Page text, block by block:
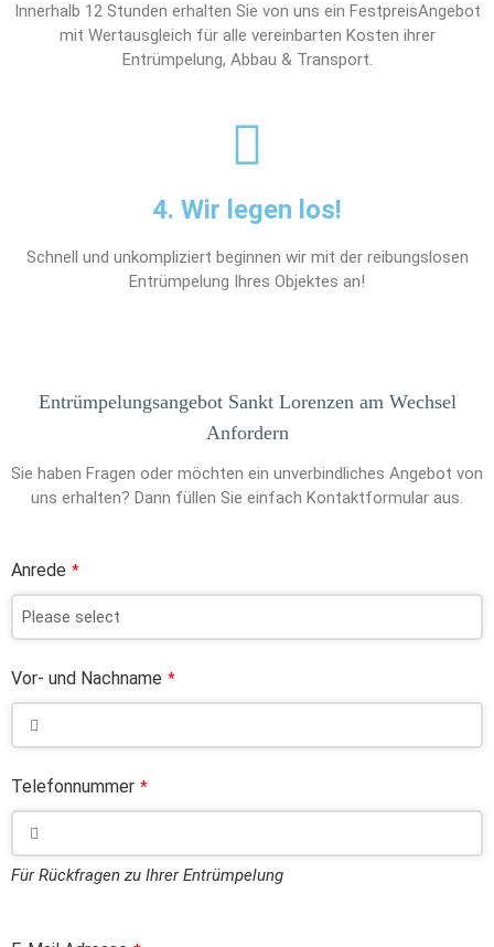
Innerhalb 12 Stunden erhalten Sie von uns ein FestpreisAngebot
mit Wertausgleich für alle vereinbarten Kosten ihrer
Entrümpelung, Abbau & Transport.
4. Wir legen los!
Schnell und unkompliziert beginnen wir mit der reibungslosen
Entrümpelung Ihres Objektes an!
Entrümpelungsangebot Sankt Lorenzen am Wechsel
Anfordern
Sie haben Fragen oder möchten ein unverbindliches Angebot von
uns erhalten? Dann füllen Sie einfach Kontaktformular aus.
Anrede *
Vor- und Nachname *
Telefonnummer *
Für Rückfragen zu Ihrer Entrümpelung